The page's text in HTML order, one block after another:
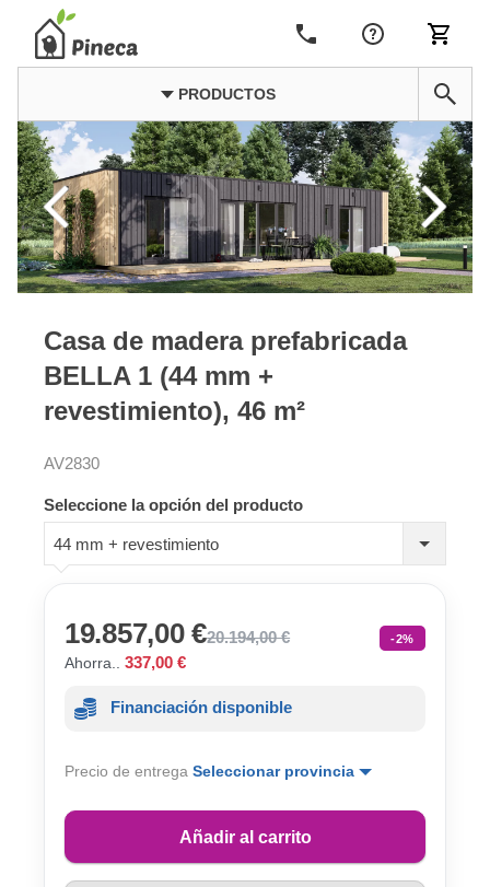
PRODUCTOS
Casa de madera prefabricada
BELLA 1 (44 mm +
revestimiento), 46 m²
AV2830
Seleccione la opción del producto
44 mm + revestimiento
19.857,00 €20.194,00 € -2%
Ahorra.. 337,00 €
Financiación disponible
Precio de entrega Seleccionar provincia
Añadir al carrito